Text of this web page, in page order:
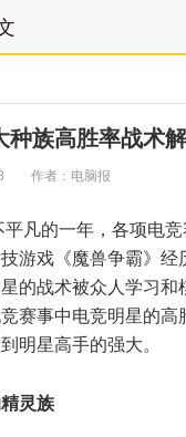
种族高胜率战术
作者：电脑报
平凡的一年，各项电
游戏《魔兽争霸》经
的战术被众人学习和
赛事中电竞明星的高
明星高手的强大。
灵族